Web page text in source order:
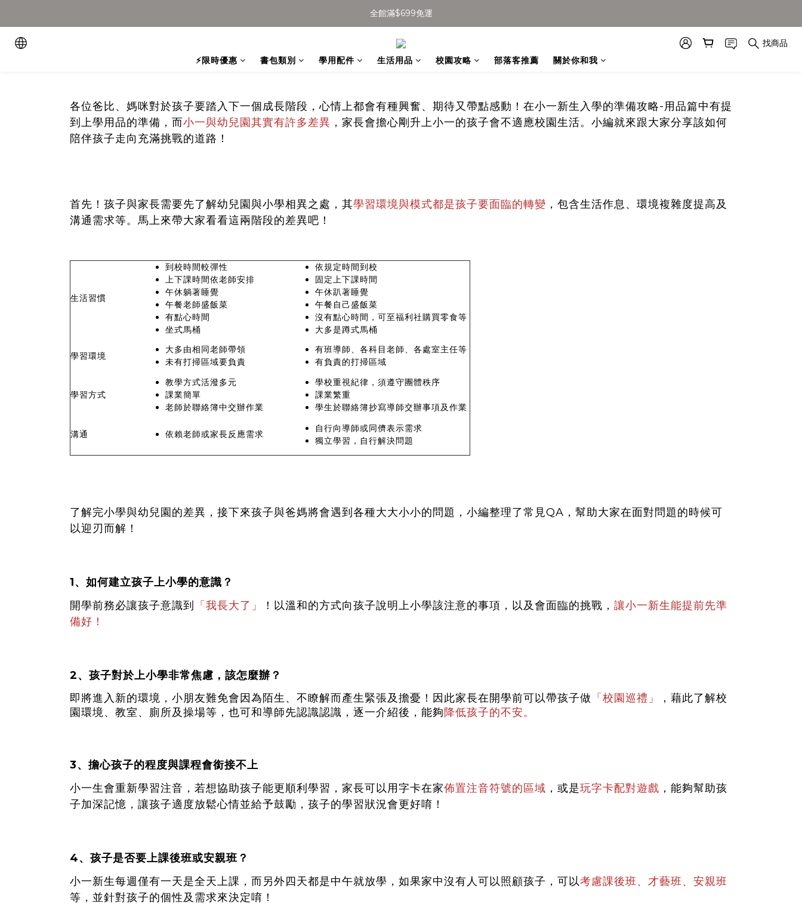
全館滿$699免運
全館滿$699免運
加入會員得$100購物金👉
全館滿$699免運
找商品
⚡限時優惠
書包類別 學用配件 生活用品 校園攻略 部落客推薦 關於你和我
各位爸比、媽咪對於孩子要踏入下一個成長階段，心情上都會有種興奮、期待又帶點感動！在小一新生入學的準備攻略-用品篇中有提
到上學用品的準備，而小一與幼兒園其實有許多差異 ​，家長會擔心剛升上小一的孩子會不適應校園生活​。 小編就來跟大家分享該如何
陪伴孩子走向充滿挑戰的道路！
首先！孩子與家長需要先了解幼兒園與小學相異之處，其學習環境與模式都是孩子要面臨的轉變 ，包含生活作息、環境複雜度提高及
溝通需求等。馬上來帶大家看看這兩階段的差異吧！
生活習慣
到校時間較彈性
上下課時間依老師安排
午休躺著睡覺
午餐老師盛飯菜
有點心時間
坐式馬桶
依規定時間到校
固定上下課時間
午休趴著睡覺
午餐自己盛飯菜
沒有點心時間，可至福利社購買零食等
大多是蹲式馬桶
學習環境
大多由相同老師帶領
未有打掃區域要負責
有班導師、各科目老師、各處室主任等
有負責的打掃區域
學習方式
教學方式活潑多元
課業簡單
老師於聯絡簿中交辦作業
學校重視紀律，須遵守團體秩序
課業繁重
學生於聯絡簿抄寫導師交辦事項及作業
溝通 依賴老師或家長反應需求
自行向導師或同儕表示需求
獨立學習，自行解決問題
了解完小學與幼兒園的差異，接下來孩子與爸媽將會遇到各種大大小小的問題，小編整理了常見QA，幫助大家在面對問題的時候可
以迎刃而解！
1、如何建立孩子上小學的意識？
開學前務必讓孩子意識到
「我長大了」 ！以溫和的方式向孩子說明上小學該注意的事項，以及會面臨的挑戰， 讓小一新生能提前先準
備好！
2、孩子對於上小學非常焦慮，該怎麼辦？
即將進入新的環境，小朋友難免會因為陌生、不瞭解而產生緊張及擔憂！ 因此家長在開學前可以帶孩子做 「校園巡禮」
，藉此了解校
園環境、教室、廁所及操場等，也可和導師先認識認識，逐一介紹後，能夠 降低孩子的不安。
3、擔心孩子的程度與課程會銜接不上
小一生會重新學習注音，若想協助孩子能更順利學習，家長可以用字卡在家佈置注音符號的區域 ，或是玩字卡配對遊戲 ，能夠幫助孩
子加深記憶，讓孩子適度放鬆心情並給予鼓勵，孩子的學習狀況會更好唷！
4、孩子是否要上課後班或安親班？
小一新生每週僅有一天是全天上課，而另外四天都是中午就放學，如果家中沒有人可以照顧孩子，可以考慮課後班、才藝班、安親班
等，並針對孩子的個性及需求來決定唷！